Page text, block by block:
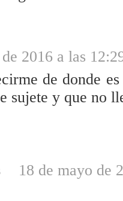
2016 a las
de donde
sujete y que no
18 de mayo de